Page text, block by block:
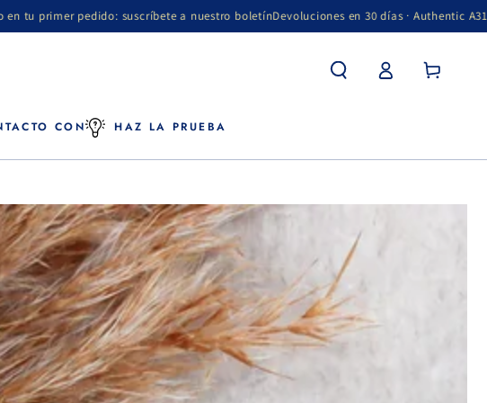
suscríbete a nuestro boletínDevoluciones en 30 días · Authentic A313 — distribuidor
CON HAZ LA PRUEBA
de la